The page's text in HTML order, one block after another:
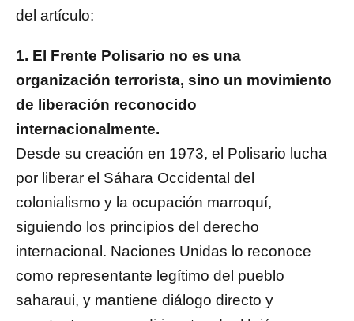
del artículo:
1. El Frente Polisario no es una
organización terrorista, sino un movimiento
de liberación reconocido
internacionalmente.
Desde su creación en 1973, el Polisario lucha
por liberar el Sáhara Occidental del
colonialismo y la ocupación marroquí,
siguiendo los principios del derecho
internacional. Naciones Unidas lo reconoce
como representante legítimo del pueblo
saharaui, y mantiene diálogo directo y